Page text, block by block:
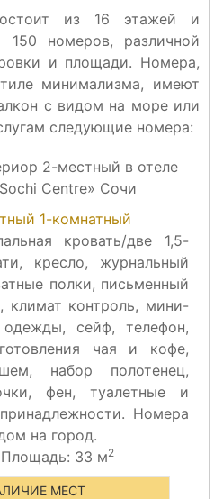
из 16 этажей и
150 номеров, различной
и площади. Номера,
минимализма, имеют
с видом на море или
следующие номера:
1-комнатный
кровать/две 1,5-
кресло, журнальный
полки, письменный
климат контроль, мини-
сейф, телефон,
чая и кофе,
набор полотенец,
фен, туалетные и
Номера
на город.
Площадь: 33 м2
МЕСТ